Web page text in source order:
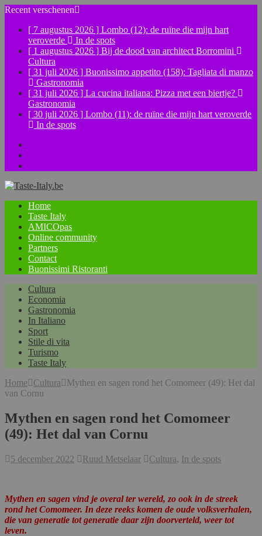
Recent verschenen
[ 7 augustus 2026 ] Lombo (12): de ruïne die mijn hart
veroverde
In de spots
[ 1 augustus 2026 ] Bij de dood van architect Borromini
Cultura
[ 31 juli 2026 ] Buonissimo appetito (158): Tagliata di manzo
Gastronomia
[ 31 juli 2026 ] La cucina italiana: Pizza met een biertje?
Gastronomia
[ 30 juli 2026 ] Lombo (11): de ruïne die mijn hart veroverde
In de spots
Home
Taste Italy
AMICOpas
Online community
Partners
Contact
Buonissimi Ristoranti
Cultura
Economia
Gastronomia
In Italiano
Sport
Stile di vita
Turismo
Taste Italy
Home
Cultura
Mythen en sagen rond het Comomeer (49): Het dal
van Cornu
Mythen en sagen rond het Comomeer
(49): Het dal van Cornu
5 december 2022 Ruud Metselaar Cultura, In de spots
Mythen en sagen vind je overal ter wereld, zo ook in de streek
rond het Comomeer. In deze reeks komen de oude volksverhalen,
die van generatie tot generatie daar zijn doorverteld, weer tot
leven.